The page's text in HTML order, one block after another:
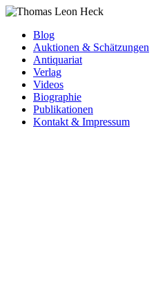
Blog
Auktionen & Schätzungen
Antiquariat
Verlag
Videos
Biographie
Publikationen
Kontakt & Impressum